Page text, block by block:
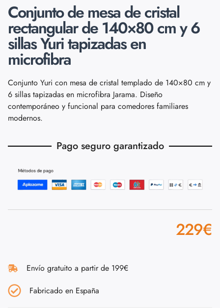
Conjunto de mesa de cristal
rectangular de 140×80 cm y 6
sillas Yuri tapizadas en
microfibra
Conjunto Yuri con mesa de cristal templado de 140×80 cm y
6 sillas tapizadas en microfibra Jarama. Diseño
contemporáneo y funcional para comedores familiares
modernos.
Pago seguro garantizado
229€
Envío gratuito a partir de 199€
Fabricado en España